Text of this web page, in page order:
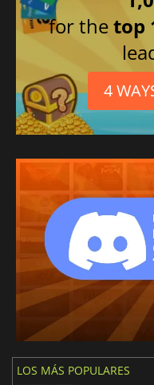
for thetop
4
LOS MÁS POPULARES